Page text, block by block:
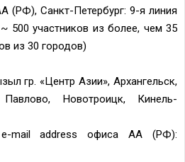
(РФ), Санкт-Петербург: 9-я линия
500 участников из более, чем 35
из 30 городов)
гр. «Центр Азии», Архангельск,
Новотроицк, Кинель-
mail address офиса АА (РФ):